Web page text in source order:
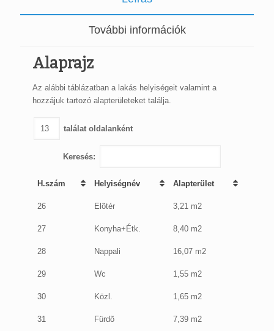
További információk
Alaprajz
Az alábbi táblázatban a lakás helyiségeit valamint a
hozzájuk tartozó alapterületeket találja.
találat oldalanként
Keresés:
H.szám Helyiségnév Alapterület
26 Elõtér 3,21 m2
27 Konyha+Étk. 8,40 m2
28 Nappali 16,07 m2
29 Wc 1,55 m2
30 Közl. 1,65 m2
31 Fürdõ 7,39 m2